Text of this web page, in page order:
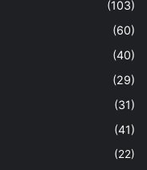
(103)
(60)
(40)
(29)
(31)
(41)
(22)